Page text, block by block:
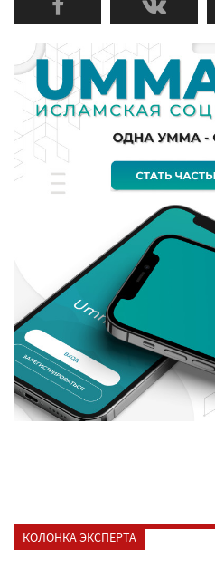
КОЛОНКА ЭКСПЕРТА